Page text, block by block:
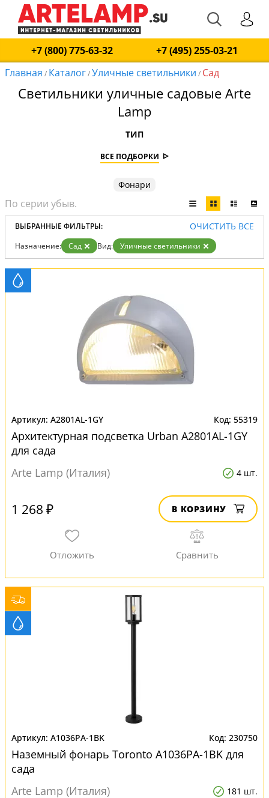
+7 (800) 775-63-32
+7 (495) 255-03-21
Главная / Каталог/Уличные светильники / Сад
Светильники уличные садовые Arte
Lamp
ТИП
ВСЕ ПОДБОРКИ
Фонари
ВЫБРАННЫЕ ФИЛЬТРЫ: ОЧИСТИТЬ ВСЕ
Назначение: Сад Вид: Уличные светильники
A2801AL-1GY 55319
Архитектурная подсветка Urban A2801AL-1GY
для сада
Arte Lamp (Италия)
4 шт.
1 268 ₽ В КОРЗИНУ
A1036PA-1BK 230750
Наземный фонарь Toronto A1036PA-1BK для
сада
Arte Lamp (Италия)
181 шт.